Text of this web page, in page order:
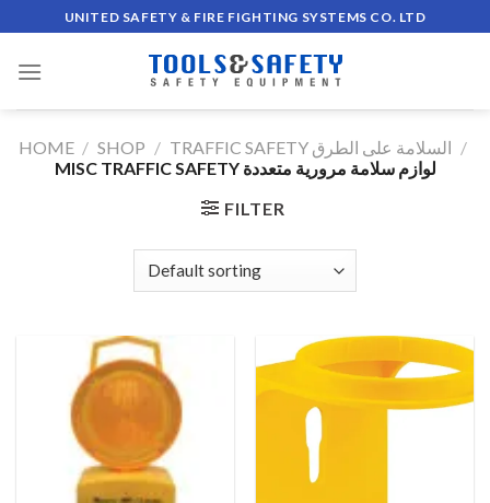
to
content
UNITED SAFETY & FIRE FIGHTING SYSTEMS CO. LTD
HOME / SHOP / TRAFFIC SAFETY السلامة على الطرق /
MISC TRAFFIC SAFETY لوازم سلامة مرورية متعددة
FILTER